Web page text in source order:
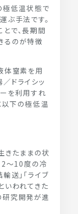
極低温状態で
ぶ手法です。
で、長期間
るのが特徴
体窒素を用
ドライシッ
ーを利用すれ
下の極低温
きたままの状
2～10度の冷
送」「ライブ
いわれてきた
研究開発が進